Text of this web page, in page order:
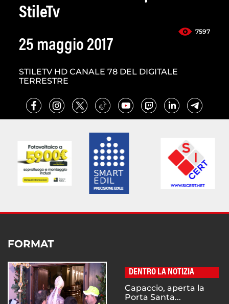
StileTv
7597
25 maggio 2017
STILETV HD CANALE 78 DEL DIGITALE
TERRESTRE
FORMAT
DENTRO LA NOTIZIA
Capaccio, aperta la
Porta Santa...